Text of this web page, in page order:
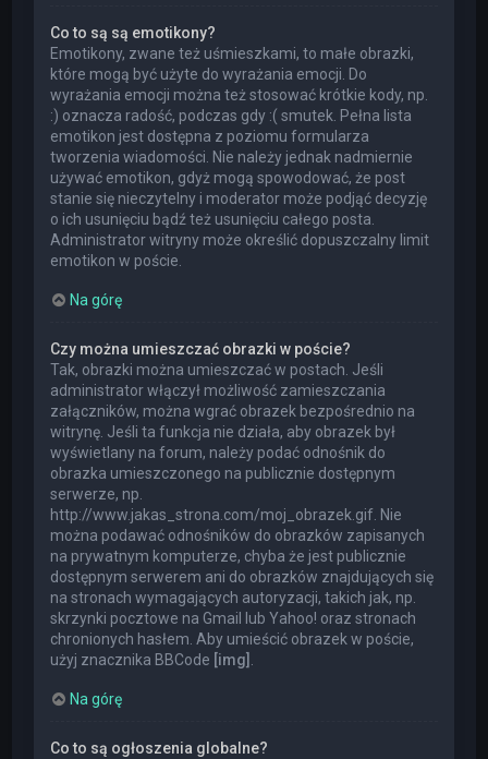
Co to są są emotikony?
Emotikony, zwane też uśmieszkami, to małe obrazki,
które mogą być użyte do wyrażania emocji. Do
wyrażania emocji można też stosować krótkie kody, np.
:) oznacza radość, podczas gdy :( smutek. Pełna lista
emotikon jest dostępna z poziomu formularza
tworzenia wiadomości. Nie należy jednak nadmiernie
używać emotikon, gdyż mogą spowodować, że post
stanie się nieczytelny i moderator może podjąć decyzję
o ich usunięciu bądź też usunięciu całego posta.
Administrator witryny może określić dopuszczalny limit
emotikon w poście.
Na górę
Czy można umieszczać obrazki w poście?
Tak, obrazki można umieszczać w postach. Jeśli
administrator włączył możliwość zamieszczania
załączników, można wgrać obrazek bezpośrednio na
witrynę. Jeśli ta funkcja nie działa, aby obrazek był
wyświetlany na forum, należy podać odnośnik do
obrazka umieszczonego na publicznie dostępnym
serwerze, np.
http://www.jakas_strona.com/moj_obrazek.gif. Nie
można podawać odnośników do obrazków zapisanych
na prywatnym komputerze, chyba że jest publicznie
dostępnym serwerem ani do obrazków znajdujących się
na stronach wymagających autoryzacji, takich jak, np.
skrzynki pocztowe na Gmail lub Yahoo! oraz stronach
chronionych hasłem. Aby umieścić obrazek w poście,
użyj znacznika BBCode [img] .
Na górę
Co to są ogłoszenia globalne?